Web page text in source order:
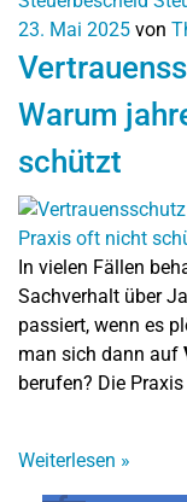
23. Mai 2025 von
Warum
schützt
In vielen Fällen
Sachverhalt über
passiert, wenn es
man sich dann auf
berufen? Die
Weiterlesen »